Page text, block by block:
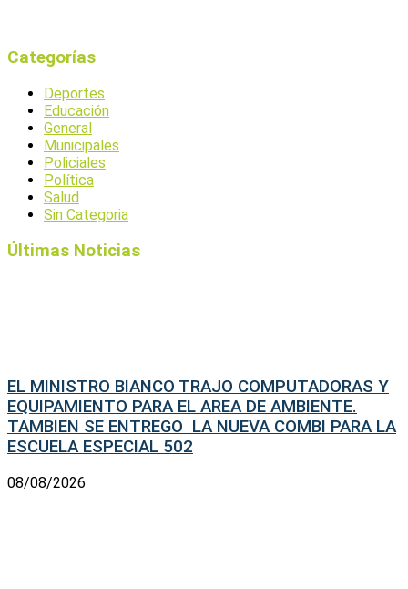
Categorías
Deportes
Educación
General
Municipales
Policiales
Política
Salud
Sin Categoria
Últimas Noticias
EL MINISTRO BIANCO TRAJO COMPUTADORAS Y
EQUIPAMIENTO PARA EL AREA DE AMBIENTE.
TAMBIEN SE ENTREGO LA NUEVA COMBI PARA LA
ESCUELA ESPECIAL 502
08/08/2026